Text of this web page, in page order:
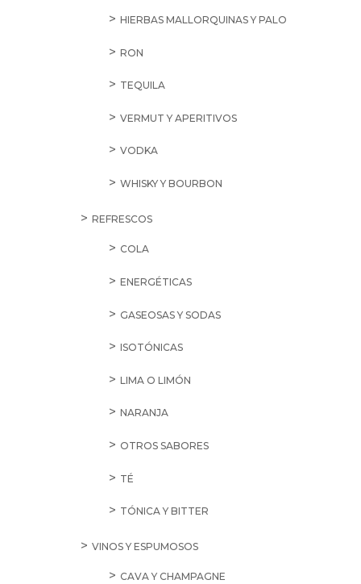
HIERBAS MALLORQUINAS Y PALO
RON
TEQUILA
VERMUT Y APERITIVOS
VODKA
WHISKY Y BOURBON
REFRESCOS
COLA
ENERGÉTICAS
GASEOSAS Y SODAS
ISOTÓNICAS
LIMA O LIMÓN
NARANJA
OTROS SABORES
TÉ
TÓNICA Y BITTER
VINOS Y ESPUMOSOS
CAVA Y CHAMPAGNE